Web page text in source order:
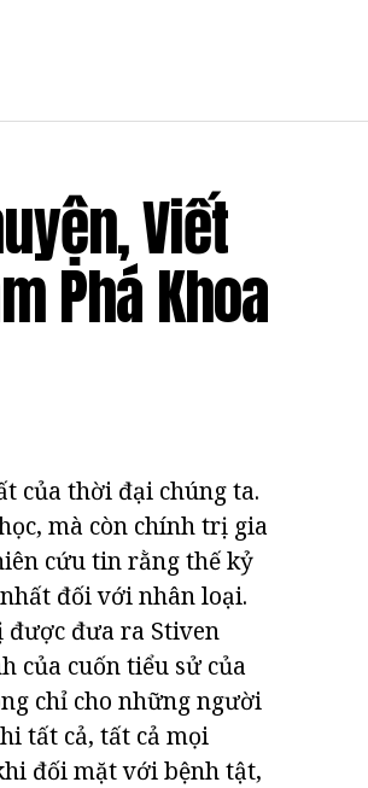
Viết
Phá Khoa
của thời đại chúng ta.
mà còn chính trị gia
cứu tin rằng thế kỷ
đối với nhân loại.
được đưa ra Stiven
của cuốn tiểu sử của
chỉ cho những người
tất cả, tất cả mọi
đối mặt với bệnh tật,